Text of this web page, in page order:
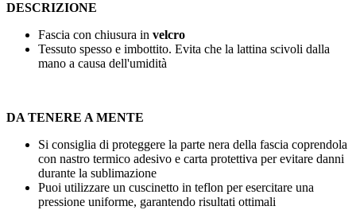
DESCRIZIONE
Fascia con chiusura in velcro
Tessuto spesso e imbottito. Evita che la lattina scivoli dalla
mano a causa dell'umidità
DA TENERE A MENTE
Si consiglia di proteggere la parte nera della fascia coprendola
con nastro termico adesivo e carta protettiva per evitare danni
durante la sublimazione
Puoi utilizzare un cuscinetto in teflon per esercitare una
pressione uniforme, garantendo risultati ottimali